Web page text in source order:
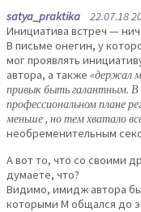
satya_praktika 22.07.18
Инициатива встреч —
В письме онегин, у
мог проявлять
автора, а также «держал
привык быть галантным. В
профессиональном плане
меньше , но тем хватало
необременительным
А вот то, что со своими
думаете, что?
Видимо, имидж автора
которыми М общался до